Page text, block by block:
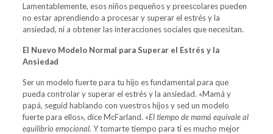
Lamentablemente, esos niños pequeños y preescolares pueden
no estar aprendiendo a procesar y superar el estrés y la
ansiedad, ni a obtener las interacciones sociales que necesitan.
El Nuevo Modelo Normal para Superar el Estrés y la
Ansiedad
Ser un modelo fuerte para tu hijo es fundamental para que
pueda controlar y superar el estrés y la ansiedad. «Mamá y
papá, seguid hablando con vuestros hijos y sed un modelo
fuerte para ellos», dice McFarland. «El tiempo de mamá equivale al
equilibrio emocional. Y tomarte tiempo para ti es mucho mejor